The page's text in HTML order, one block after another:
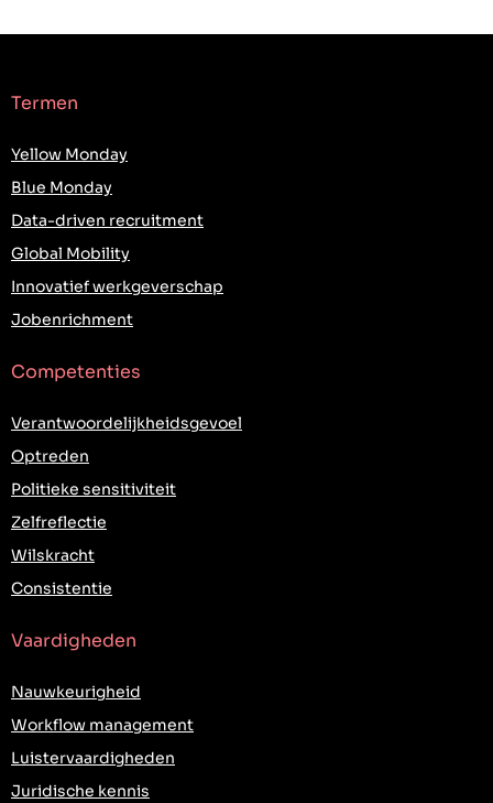
Termen
Yellow Monday
Blue Monday
Data-driven recruitment
Global Mobility
Innovatief werkgeverschap
Jobenrichment
Competenties
Verantwoordelijkheidsgevoel
Optreden
Politieke sensitiviteit
Zelfreflectie
Wilskracht
Consistentie
Vaardigheden
Nauwkeurigheid
Workflow management
Luistervaardigheden
Juridische kennis